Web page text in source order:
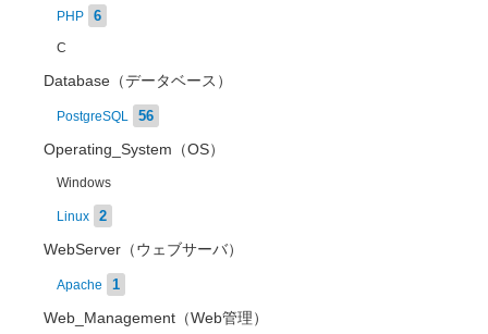
PHP 6
C
Database（データベース）
PostgreSQL 56
Operating_System（OS）
Windows
Linux 2
WebServer（ウェブサーバ）
Apache 1
Web_Management（Web管理）